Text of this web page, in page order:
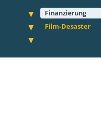
Finanzierung
Film-Desaster